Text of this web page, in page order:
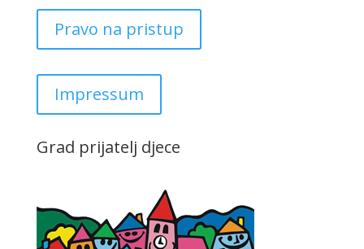
Pravo na pristup
Impressum
Grad prijatelj djece